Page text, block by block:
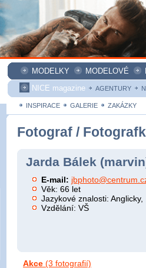
MODELKY MODELOVÉ
NICE magazine
AGENTURY
INSPIRACE GALERIE ZAKÁZKY
Fotograf /
Jarda Bálek
E-mail:
Věk: 66 let
Jazykové znalosti: Anglicky,
Vzdělání: VŠ
Akce (3 fotografií)